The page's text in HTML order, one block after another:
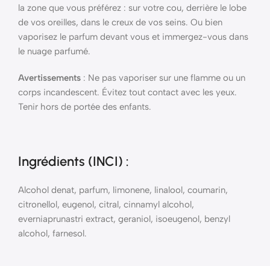
la zone que vous préférez : sur votre cou, derrière le lobe
de vos oreilles, dans le creux de vos seins. Ou bien
vaporisez le parfum devant vous et immergez-vous dans
le nuage parfumé.
Avertissements : Ne pas vaporiser sur une flamme ou un
corps incandescent. Évitez tout contact avec les yeux.
Tenir hors de portée des enfants.
Ingrédients (INCI) :
Alcohol denat, parfum, limonene, linalool, coumarin,
citronellol, eugenol, citral, cinnamyl alcohol,
everniaprunastri extract, geraniol, isoeugenol, benzyl
alcohol, farnesol.